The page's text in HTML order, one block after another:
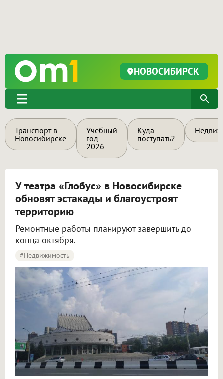
НОВОСИБИРСК
Транспорт в
Новосибирске
Учебный
год
2026
Куда
поступать?
У театра «Глобус» в Новосибирске
обновят эстакады и благоустроят
территорию
Ремонтные работы планируют завершить до
конца октября.
#Недвижимость